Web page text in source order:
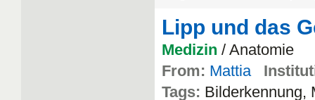
Lipp und das
Medizin / Anatomie
From: Mattia
Tags: Bilderkennung,